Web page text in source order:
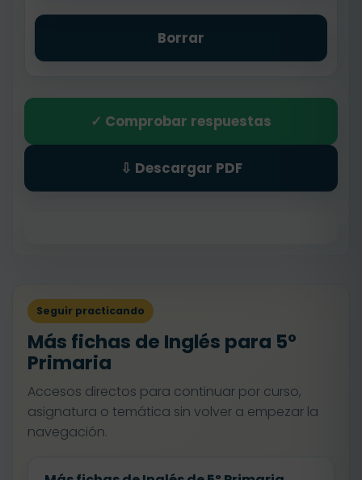
Borrar
✓ Comprobar respuestas
⇩ Descargar PDF
Seguir practicando
Más fichas de Inglés para 5º
Primaria
Accesos directos para continuar por curso,
asignatura o temática sin volver a empezar la
navegación.